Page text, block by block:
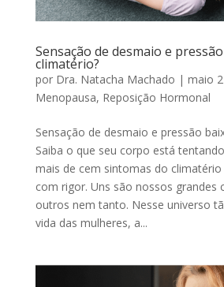
Sensação de desmaio e
climatério?
por Dra. Natacha Machado | maio
Menopausa, Reposição Hormonal
Sensação de desmaio e pressão
Saiba o que seu corpo está
mais de cem sintomas do
com rigor. Uns são nossos grandes
outros nem tanto. Nesse universo
vida das mulheres, a...